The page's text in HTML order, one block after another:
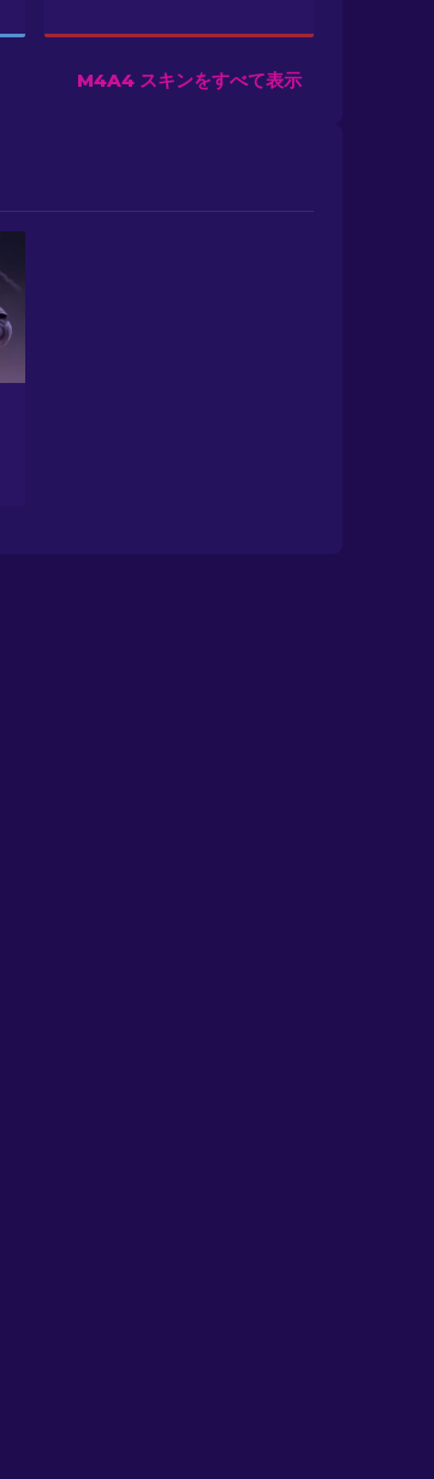
M4A4 スキンをすべて表示